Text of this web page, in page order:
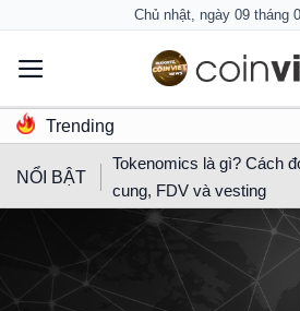
content
Chủ nhật, ngày 09 tháng
Trending
NỔI BẬT
Tokenomics là gì? Cách
cung, FDV và vesting